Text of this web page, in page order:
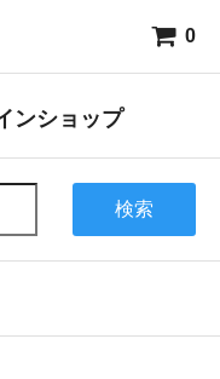
0
ンショップ
検索